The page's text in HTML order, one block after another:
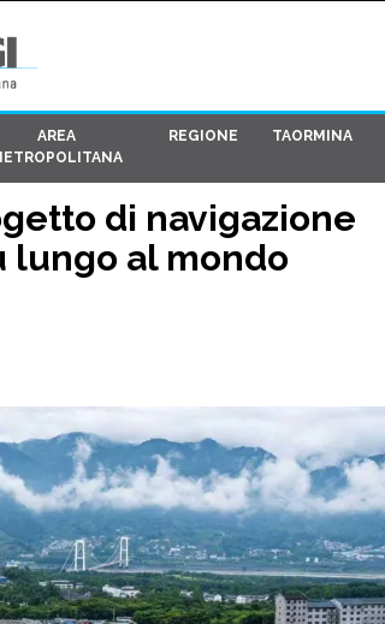
AREA
REGIONE TAORMINA
di navigazione
lungo al mondo